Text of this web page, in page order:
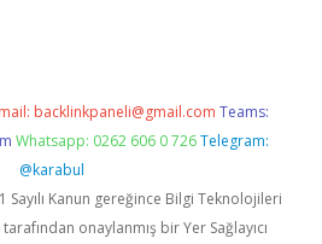
backlinkpaneli@gmail.com Teams:
Whatsapp: 0262 606 0 726 Telegram:
@karabul
Sayılı Kanun gereğince Bilgi Teknolojileri
onaylanmış bir Yer Sağlayıcı